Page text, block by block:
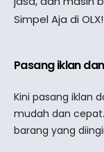
Simpel Aja di OLX!
Pasang iklan
Kini pasang iklan
mudah dan
barang yang